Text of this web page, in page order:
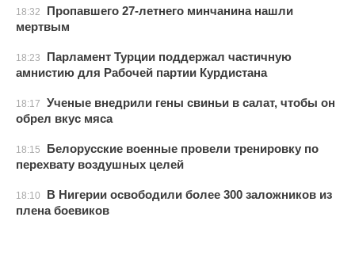
18:32
Пропавшего 27-летнего минчанина нашли
мертвым
18:23
Парламент Турции поддержал частичную
амнистию для Рабочей партии Курдистана
18:17
Ученые внедрили гены свиньи в салат, чтобы он
обрел вкус мяса
18:15
Белорусские военные провели тренировку по
перехвату воздушных целей
18:10
В Нигерии освободили более 300 заложников из
плена боевиков